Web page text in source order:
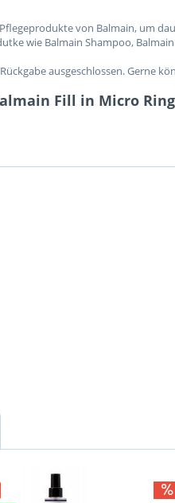
von Balmain, um
wie Balmain Shampoo,
ausgeschlossen. Gerne
Fill in Micro